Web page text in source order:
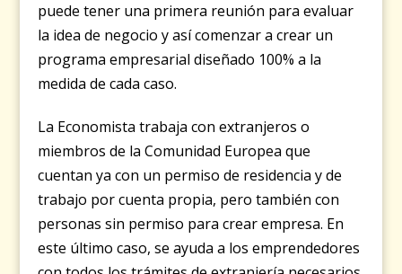
puede tener una primera reunión para evaluar
la idea de negocio y así comenzar a crear un
programa empresarial diseñado 100% a la
medida de cada caso.
La Economista trabaja con extranjeros o
miembros de la Comunidad Europea que
cuentan ya con un permiso de residencia y de
trabajo por cuenta propia, pero también con
personas sin permiso para crear empresa. En
este último caso, se ayuda a los emprendedores